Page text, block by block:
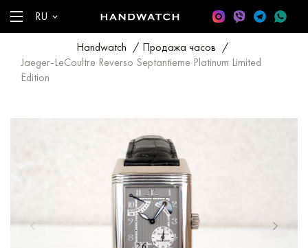
RU
Handwatch / Продажа часов /
Jaeger-LeCoultre Reverso Septantieme Platinum Limited
Edition